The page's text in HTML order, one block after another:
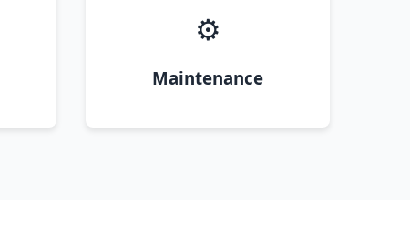
⚙️
Maintenance